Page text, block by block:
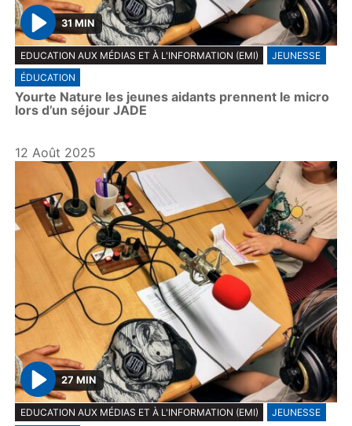
P
l
a
y
31 MIN
EDUCATION AUX MÉDIAS ET À L'INFORMATION (EMI)
JEUNESSE
ÉDUCATION
Yourte Nature les jeunes aidants prennent le micro
lors d’un séjour JADE
12 Août 2025
P
l
27 MIN
EDUCATION AUX MÉDIAS ET À L'INFORMATION (EMI)
JEUNESSE